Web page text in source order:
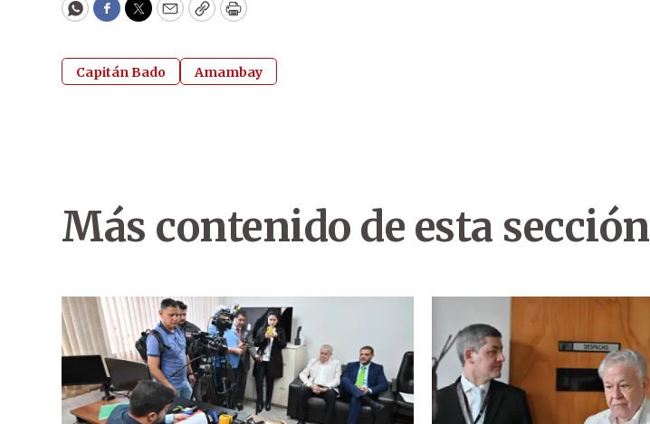
WhatsApp
Facebook
Twitter
EmailCopyPrint
Capitán Bado Amambay
Más contenido de esta sección